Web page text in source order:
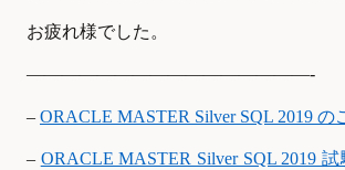
お疲れ様でした。
————————————————-
– ORACLE MASTER Silver SQL 2019 の
– ORACLE MASTER Silver SQL 2019試